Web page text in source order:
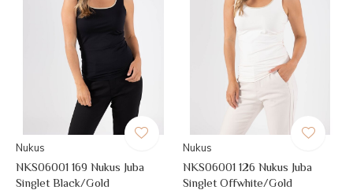
Nukus
NKS06001 169 Nukus Juba
Singlet Black/Gold
Nukus
NKS06001 126 Nukus Juba
Singlet Offwhite/Gold